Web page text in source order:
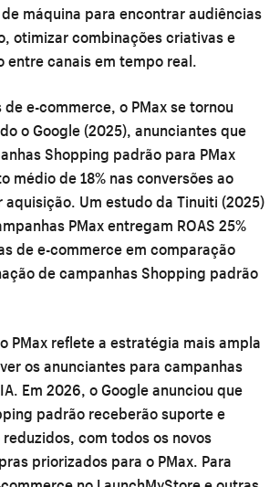
máquina para encontrar audiências
otimizar combinações criativas e
entre canais em tempo real.
de e-commerce, o PMax se tornou
o Google (2025), anunciantes que
Shopping padrão para PMax
médio de 18% nas conversões ao
aquisição. Um estudo da Tinuiti (2025)
PMax entregam ROAS 25%
de e-commerce em comparação
de campanhas Shopping padrão
PMax reflete a estratégia mais ampla
os anunciantes para campanhas
Em 2026, o Google anunciou que
padrão receberão suporte e
com todos os novos
priorizados para o PMax. Para